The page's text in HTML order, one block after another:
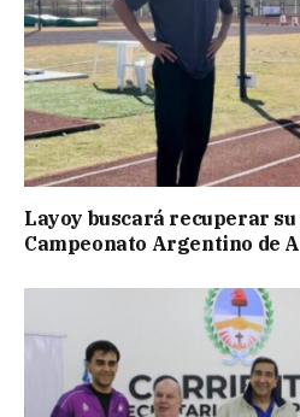
Layoy buscará recuperar
Campeonato Argentino de